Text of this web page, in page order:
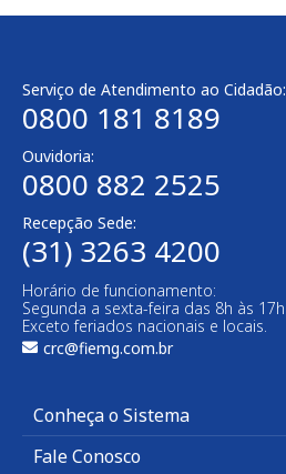
Serviço de Atendimento ao Cidadão:
0800 181 8189
Ouvidoria:
0800 882 2525​
Recepção Sede:
(31) 3263 4200
Horário de funcionamento:
Segunda a sexta-feira das 8h às 17h
Exceto feriados nacionais e locais.
crc@fiemg.com.br
Conheça o Sistema
Fale Conosco